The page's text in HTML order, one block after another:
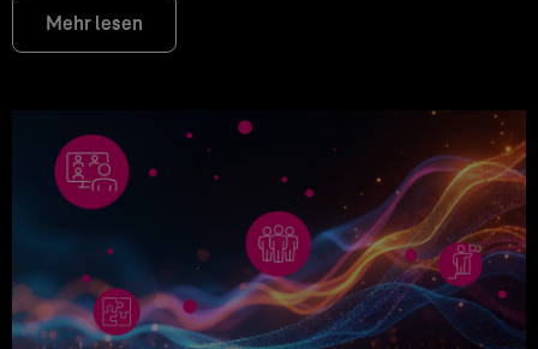
Mehr lesen